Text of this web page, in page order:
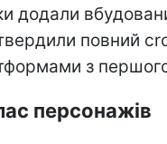
додали
повний
з
персонажів